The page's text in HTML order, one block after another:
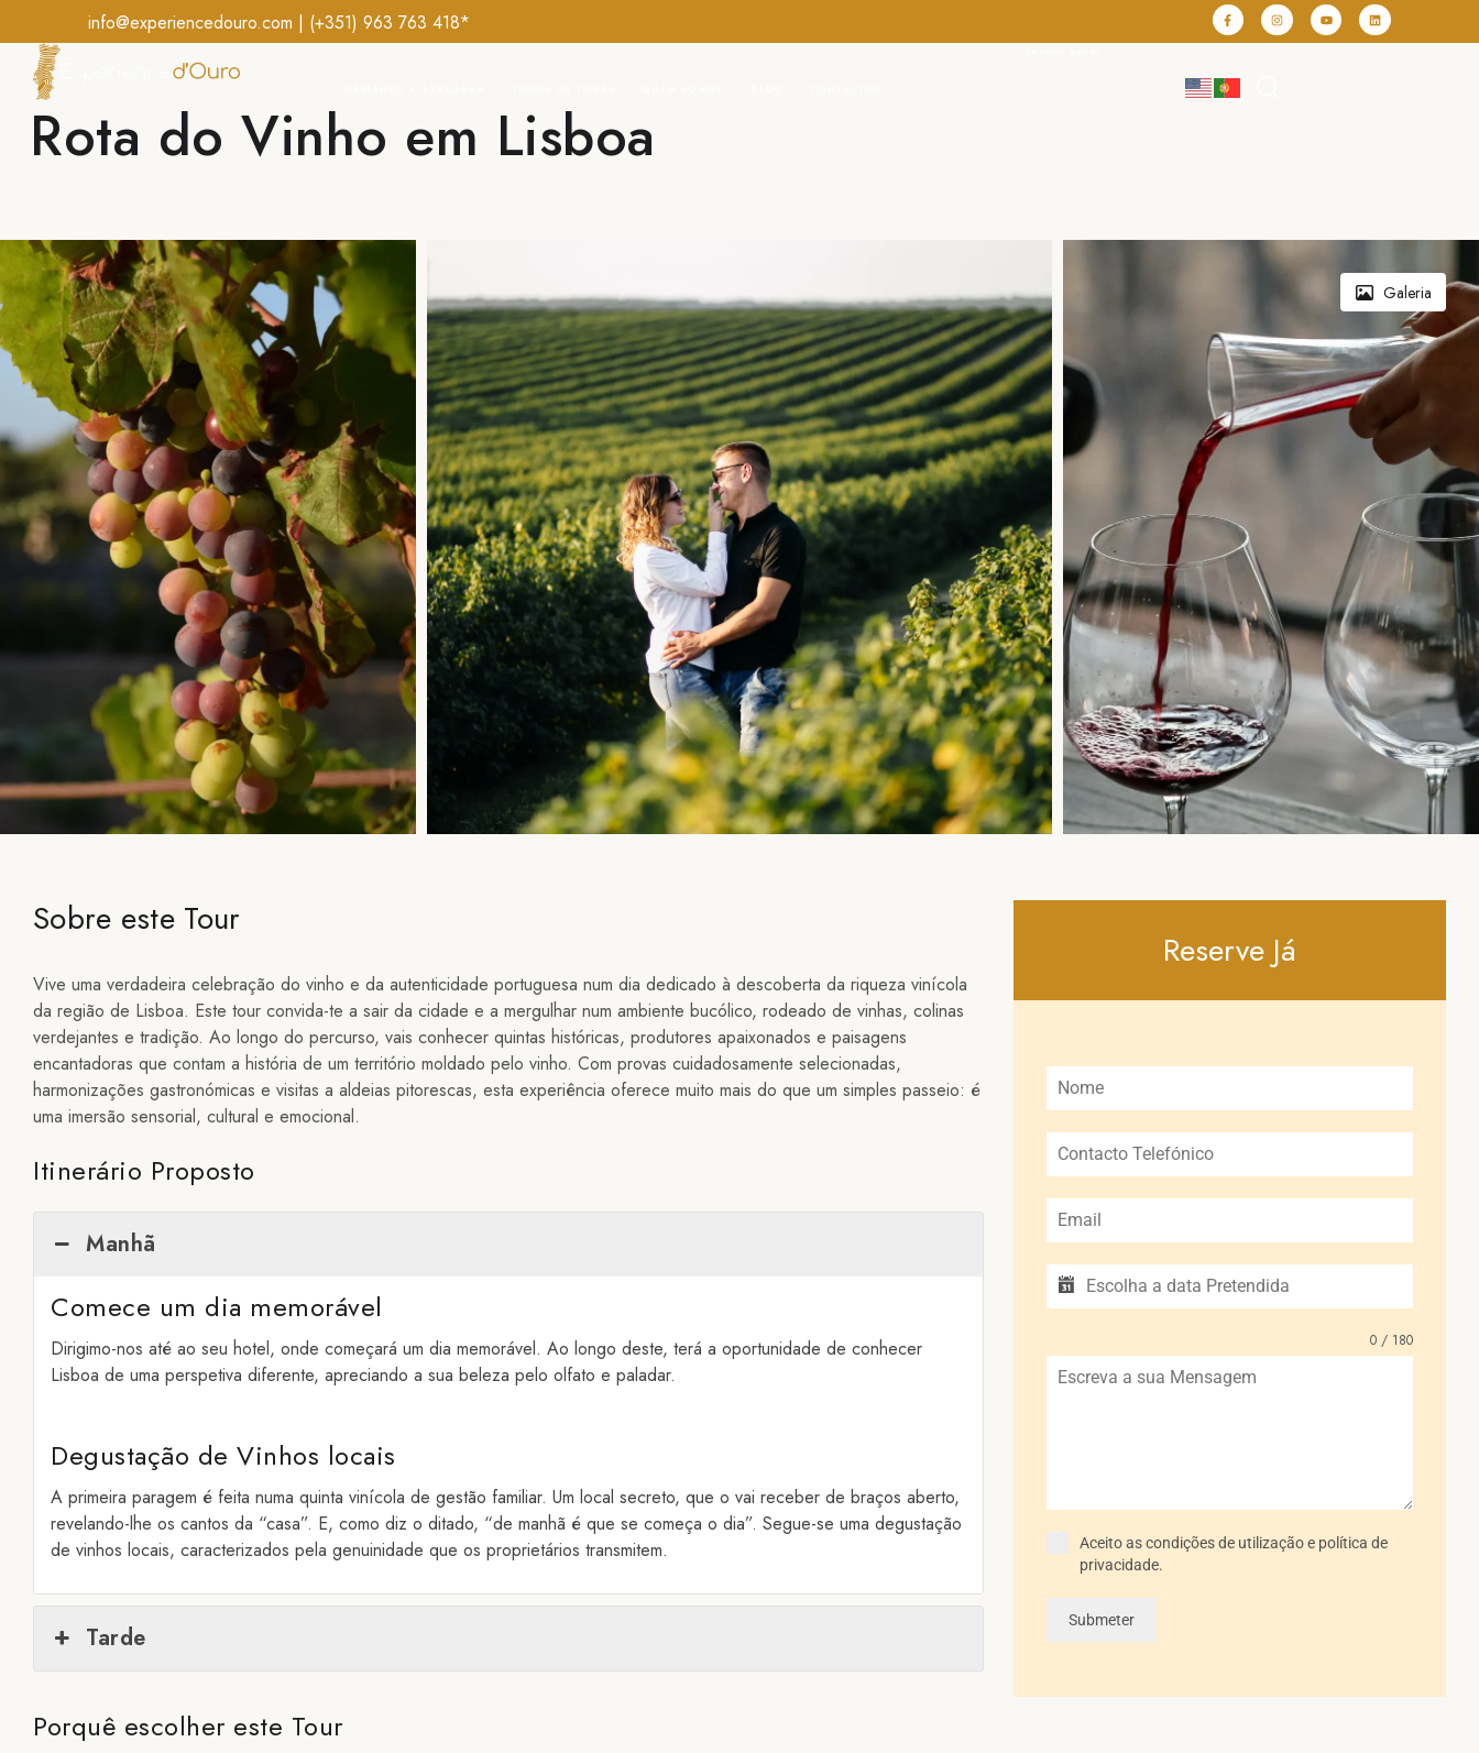
info@experiencedouro.com | (+351) 963 763 418*
Rota do Vinho em Lisboa
Galeria
Sobre este Tour
Vive uma verdadeira celebração do vinho e da autenticidade portuguesa num dia dedicado à descoberta da riqueza vinícola
da região de Lisboa. Este tour convida-te a sair da cidade e a mergulhar num ambiente bucólico, rodeado de vinhas, colinas
verdejantes e tradição. Ao longo do percurso, vais conhecer quintas históricas, produtores apaixonados e paisagens
encantadoras que contam a história de um território moldado pelo vinho. Com provas cuidadosamente selecionadas,
harmonizações gastronómicas e visitas a aldeias pitorescas, esta experiência oferece muito mais do que um simples passeio: é
uma imersão sensorial, cultural e emocional.
Itinerário Proposto
Manhã
Comece um dia memorável
Dirigimo-nos até ao seu hotel, onde começará um dia memorável. Ao longo deste, terá a oportunidade de conhecer
Lisboa de uma perspetiva diferente, apreciando a sua beleza pelo olfato e paladar.
Degustação de Vinhos locais
A primeira paragem é feita numa quinta vinícola de gestão familiar. Um local secreto, que o vai receber de braços aberto,
revelando-lhe os cantos da “casa”. E, como diz o ditado, “de manhã é que se começa o dia”. Segue-se uma degustação
de vinhos locais, caracterizados pela genuinidade que os proprietários transmitem.
Tarde
Porquê escolher este Tour
Reserve Já
0 / 180
Aceito as condições de utilização e política de
privacidade.
Submeter